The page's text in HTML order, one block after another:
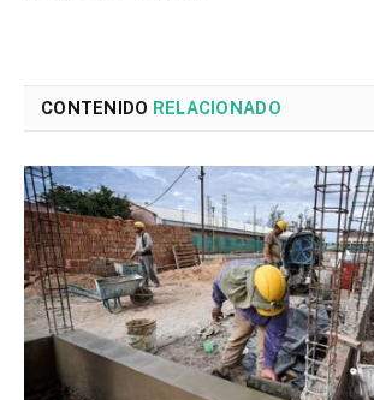
CONTENIDO RELACIONADO